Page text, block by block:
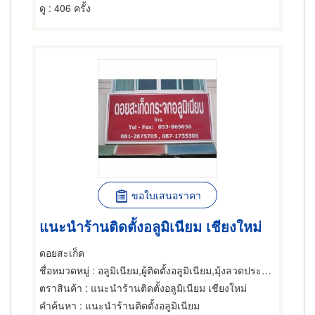
ดู : 406 ครั้ง
ขอใบเสนอราคา
แนะนำร้านติดตั้งอลูมิเนียม เชียงใหม่
ดอยสะเก็ด
ชื่อหมวดหมู่ : อลูมิเนียม,ผู้ติดตั้งอลูมิเนียม,มุ้งลวดประตูและหน้าต่าง
ตราสินค้า : แนะนำร้านติดตั้งอลูมิเนียม เชียงใหม่
คำค้นหา : แนะนำร้านติดตั้งอลูมิเนียม